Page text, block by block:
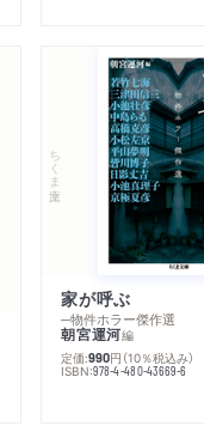
ちくま文庫
家が呼ぶ
─物件ホラー傑作選
朝宮運河編
定価:990円 （10％税込み）
ISBN:978-4-480-43669-6